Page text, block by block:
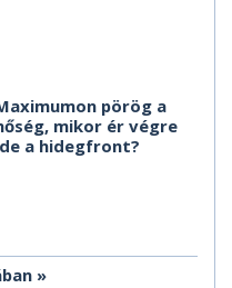
pörög a
mikor ér végre
a hidegfront?